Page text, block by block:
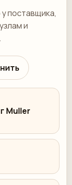
поставщика,
и
Muller